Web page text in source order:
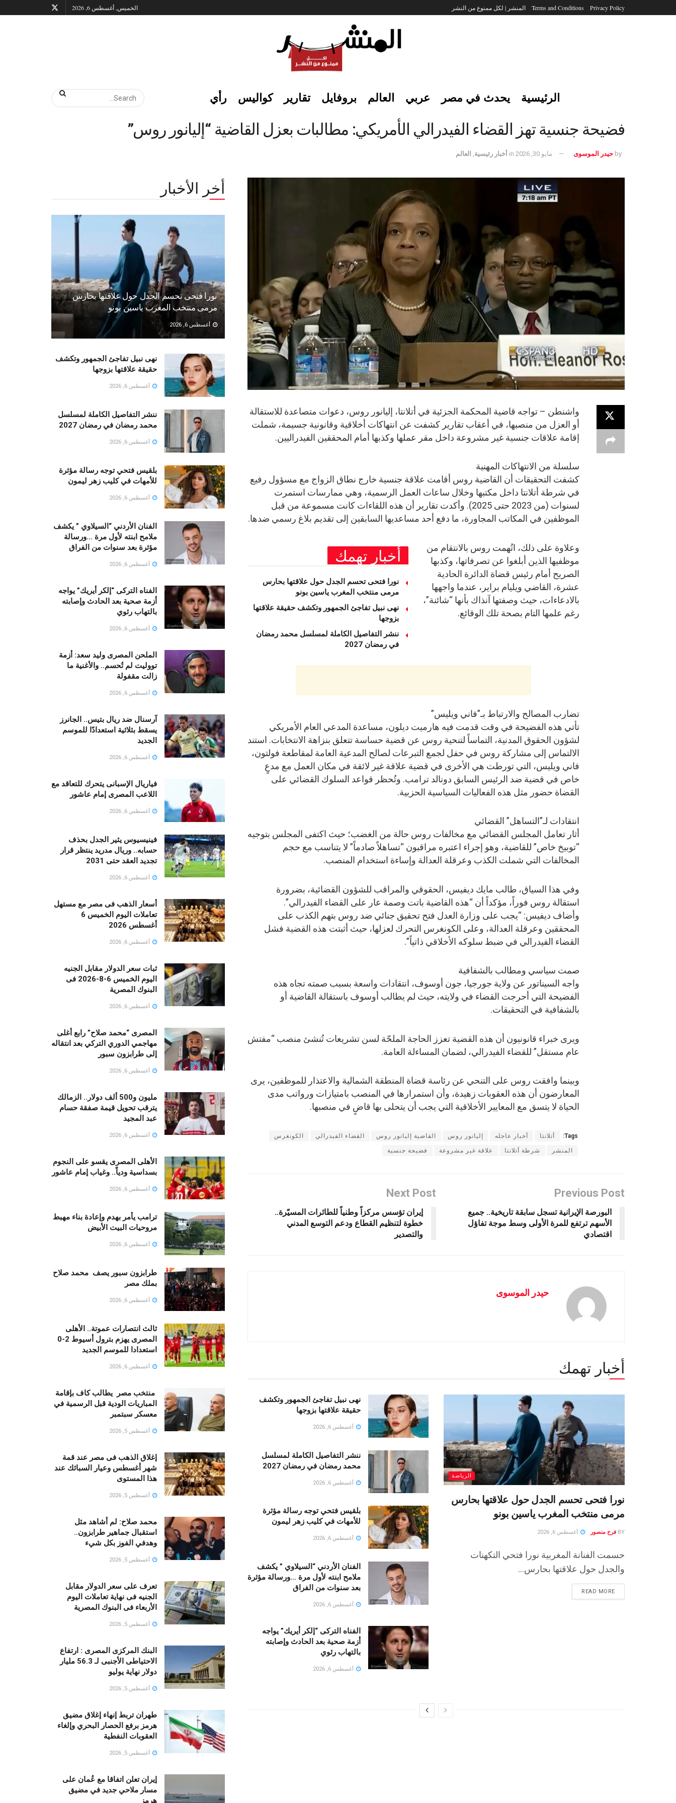
Privacy Policy
Terms and Conditions المنشر | لكل ممنوع من النشر الخميس, أغسطس 6, 2026
الرئيسية يحدث في مصر عربي العالم بروفايل تقارير كواليس رأي
فضيحة جنسية تهز القضاء الفيدرالي الأمريكي: مطالبات بعزل القاضية “إليانور روس”
by حيدر الموسوى مايو 30, 2026 in أخبار رئيسية العالم
واشنطن – تواجه قاضية المحكمة الجزئية في أتلانتا، إليانور روس، دعوات متصاعدة للاستقالة
أو العزل من منصبها، في أعقاب تقارير كشفت عن انتهاكات أخلاقية وقانونية جسيمة، شملت
إقامة علاقات جنسية غير مشروعة داخل مقر عملها وكذبها أمام المحققين الفيدراليين.
سلسلة من الانتهاكات المهنية
كشفت التحقيقات أن القاضية روس أقامت علاقة جنسية خارج نطاق الزواج مع مسؤول رفيع
في شرطة أتلانتا داخل مكتبها وخلال ساعات العمل الرسمية، وهي ممارسات استمرت
لسنوات (من 2023 حتى 2025). وأكدت تقارير أن هذه اللقاءات كانت مسموعة من قبل
الموظفين في المكاتب المجاورة، ما دفع أحد مساعديها السابقين إلى تقديم بلاغ رسمي ضدها.
أخبار تهمك
نورا فتحى تحسم الجدل حول علاقتها بحارس
مرمى منتخب المغرب ياسين بونو ‏
نهى نبيل تفاجئ الجمهور وتكشف حقيقة علاقتها
بزوجها
ننشر التفاصيل الكاملة لمسلسل محمد رمضان
في رمضان 2027
وعلاوة على ذلك، اتُهمت روس بالانتقام من
موظفيها الذين أبلغوا عن تصرفاتها، وكذبها
الصريح أمام رئيس قضاة الدائرة الحادية
عشرة، القاضي ويليام براير، عندما واجهها
بالادعاءات، حيث وصفتها آنذاك بأنها “شائنة”،
رغم علمها التام بصحة تلك الوقائع.
تضارب المصالح والارتباط بـ”فاني ويليس”
تأتي هذه الفضيحة في وقت قدمت فيه هارميت ديلون، مساعدة المدعي العام الأمريكي
لشؤون الحقوق المدنية، التماساً لتنحية روس عن قضية حساسة تتعلق بنزاهة الانتخابات. استند
الالتماس إلى مشاركة روس في حفل لجمع التبرعات لصالح المدعية العامة لمقاطعة فولتون،
فاني ويليس، التي تورطت هي الأخرى في قضية علاقة غير لائقة في مكان العمل مع مدعٍ
خاص في قضية ضد الرئيس السابق دونالد ترامب. وتُحظر قواعد السلوك القضائي على
القضاة حضور مثل هذه الفعاليات السياسية الحزبية.
انتقادات لـ”التساهل” القضائي
أثار تعامل المجلس القضائي مع مخالفات روس حالة من الغضب؛ حيث اكتفى المجلس بتوجيه
“توبيخ خاص” للقاضية، وهو إجراء اعتبره مراقبون “تساهلاً صادماً” لا يتناسب مع حجم
المخالفات التي شملت الكذب وعرقلة العدالة وإساءة استخدام المنصب.
وفي هذا السياق، طالب مايك ديفيس، الحقوقي والمراقب للشؤون القضائية، بضرورة
استقالة روس فوراً، مؤكداً أن “هذه القاضية باتت وصمة عار على القضاء الفيدرالي”.
وأضاف ديفيس: “يجب على وزارة العدل فتح تحقيق جنائي ضد روس بتهم الكذب على
المحققين وعرقلة العدالة، وعلى الكونغرس التحرك لعزلها، حيث أثبتت هذه القضية فشل
القضاء الفيدرالي في ضبط سلوكه الأخلاقي ذاتياً”.
صمت سياسي ومطالب بالشفافية
واجه السيناتور عن ولاية جورجيا، جون أوسوف، انتقادات واسعة بسبب صمته تجاه هذه
الفضيحة التي أحرجت القضاء في ولايته، حيث لم يطالب أوسوف باستقالة القاضية أو
بالشفافية في التحقيقات.
ويرى خبراء قانونيون أن هذه القضية تعزز الحاجة الملحّة لسن تشريعات تُنشئ منصب “مفتش
عام مستقل” للقضاء الفيدرالي، لضمان المساءلة العامة.
وبينما وافقت روس على التنحي عن رئاسة قضاة المنطقة الشمالية والاعتذار للموظفين، يرى
المعارضون أن هذه العقوبات زهيدة، وأن استمرارها في المنصب بامتيازات ورواتب مدى
الحياة لا يتسق مع المعايير الأخلاقية التي يجب أن يتحلى بها قاضٍ في منصبها.
Tags: أتلانتا أخبار عاجله إليانور روس القاضية إليانور روس القضاء الفيدرالي الكونغرس
المنشر شرطة أتلانتا علاقة غير مشروعة فضيحة جنسية
Previous Post
البورصة الإيرانية تسجل سابقة تاريخية.. جميع
الأسهم ترتفع للمرة الأولى وسط موجة تفاؤل
اقتصادي
Next Post
إيران تؤسس مركزاً وطنياً للطائرات المسيّرة..
خطوة لتنظيم القطاع ودعم التوسع المدني
والتصدير
حيدر الموسوى
أخبار تهمك
الرياضة
نورا فتحى تحسم الجدل حول علاقتها بحارس
مرمى منتخب المغرب ياسين بونو ‏
BY فرح منصور أغسطس 6, 2026
حسمت الفنانة المغربية نورا فتحي التكهنات
والجدل حول علاقتها بحارس...
READ MORE
نهى نبيل تفاجئ الجمهور وتكشف
حقيقة علاقتها بزوجها
أغسطس 6, 2026
ننشر التفاصيل الكاملة لمسلسل
محمد رمضان في رمضان 2027
أغسطس 6, 2026
بلقيس فتحي توجه رسالة مؤثرة
للأمهات في كليب زهر ليمون ‏
أغسطس 6, 2026
الفنان الأردني “السيلاوي ” يكشف
ملامح ابنته لأول مرة …ورسالة مؤثرة
بعد سنوات من الفراق
أغسطس 6, 2026
الفناه التركى “إلكر أيريك” يواجه
أزمة صحية بعد الحادث وإصابته
بالتهاب رئوي
أغسطس 6, 2026
أخر الأخبار
نورا فتحى تحسم الجدل حول علاقتها بحارس
مرمى منتخب المغرب ياسين بونو ‏
أغسطس 6, 2026
نهى نبيل تفاجئ الجمهور وتكشف
حقيقة علاقتها بزوجها
أغسطس 6, 2026
ننشر التفاصيل الكاملة لمسلسل
محمد رمضان في رمضان 2027
أغسطس 6, 2026
بلقيس فتحي توجه رسالة مؤثرة
للأمهات في كليب زهر ليمون ‏
أغسطس 6, 2026
الفنان الأردني “السيلاوي ” يكشف
ملامح ابنته لأول مرة …ورسالة
مؤثرة بعد سنوات من الفراق
أغسطس 6, 2026
الفناه التركى “إلكر أيريك” يواجه
أزمة صحية بعد الحادث وإصابته
بالتهاب رئوي
أغسطس 6, 2026
الملحن المصرى وليد سعد: أزمة
تووليت لم تُحسم.. والأغنية ما
زالت مقفولة
أغسطس 6, 2026
آرسنال ضد ريال بتيس.. الجانرز
يسقط بثلاثية استعدادًا للموسم
الجديد
أغسطس 6, 2026
فياريال الإسبانى يتحرك للتعاقد مع
اللاعب المصرى إمام عاشور
أغسطس 6, 2026
فينيسيوس يثير الجدل بحذف
حسابه.. وريال مدريد ينتظر قرار
تجديد العقد حتى 2031
أغسطس 6, 2026
أسعار الذهب فى مصر مع مستهل
تعاملات اليوم الخميس 6
أغسطس 2026
أغسطس 6, 2026
ثبات سعر الدولار مقابل الجنيه
اليوم الخميس 6-8-2026 فى
البنوك المصرية
أغسطس 6, 2026
المصرى “محمد صلاح” رابع أغلى
مهاجمي الدوري التركي بعد انتقاله
إلى طرابزون سبور
أغسطس 6, 2026
مليون و500 ألف دولار.. الزمالك
يترقب تحويل قيمة صفقة حسام
عبد المجيد
أغسطس 6, 2026
الأهلى المصرى يقسو على النجوم
بسداسية ودياً.. وغياب إمام عاشور
أغسطس 6, 2026
ترامب يأمر بهدم وإعادة بناء مهبط
مروحيات البيت الأبيض
أغسطس 6, 2026
طرابزون سبور يصف محمد صلاح
بملك مصر
أغسطس 6, 2026
ثالث انتصارات عموتة.. الأهلى
المصرى يهزم بترول أسيوط 2-0
استعدادا للموسم الجديد
أغسطس 6, 2026
منتخب مصر يطالب كاف بإقامة
المباريات الودية قبل الرسمية في
معسكر سبتمبر
أغسطس 5, 2026
إغلاق الذهب فى مصر عند قمة
شهر أغسطس وعيار السبائك عند
هذا المستوى
أغسطس 5, 2026
محمد صلاح: لم أشاهد مثل
استقبال جماهير طرابزون..
وهدفي الفوز بكل شيء
أغسطس 5, 2026
تعرف على سعر الدولار مقابل
الجنيه فى نهاية تعاملات اليوم
الأربعاء فى البنوك المصرية
أغسطس 5, 2026
البنك المركزى المصرى : ارتفاع
الاحتياطى الأجنبى لـ 56.3 مليار
دولار نهاية يوليو
أغسطس 5, 2026
طهران تربط إنهاء إغلاق مضيق
هرمز برفع الحصار البحري وإلغاء
العقوبات النفطية
أغسطس 5, 2026
إيران تعلن اتفاقا مع عُمان على
مسار ملاحي جديد في مضيق
هرمز